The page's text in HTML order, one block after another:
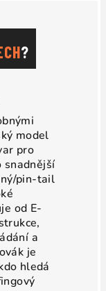
?
model
pro
snadnější
pin-tail
od E-
a
je
hledá